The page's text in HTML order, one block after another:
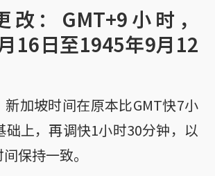
改：GMT+9小时，
16日至1945年9月12
新加坡时间在原本比GMT快7小
础上，再调快1小时30分钟，以
保持一致。